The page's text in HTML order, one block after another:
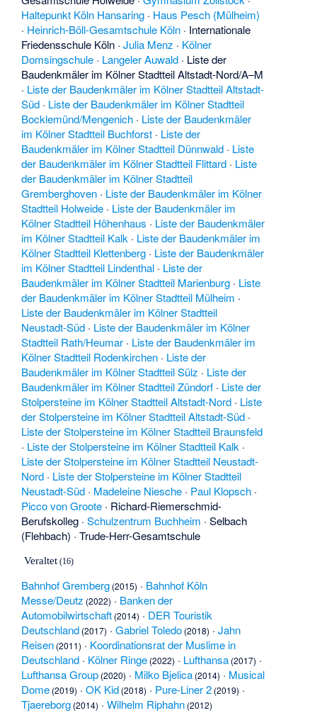
Haltepunkt Köln Hansaring · Haus Pesch (Mülheim)
· Heinrich-Böll-Gesamtschule Köln · Internationale
Friedensschule Köln ·Julia Menz · Kölner
Domsingschule · Langeler Auwald · Liste der
Baudenkmäler im Kölner Stadtteil Altstadt-Nord/A–M
· Liste der Baudenkmäler im Kölner Stadtteil Altstadt-
Süd · Liste der Baudenkmäler im Kölner Stadtteil
Bocklemünd/Mengenich · Liste der Baudenkmäler
im Kölner Stadtteil Buchforst · Liste der
Baudenkmäler im Kölner Stadtteil Dünnwald · Liste
der Baudenkmäler im Kölner Stadtteil Flittard · Liste
der Baudenkmäler im Kölner Stadtteil
Gremberghoven · Liste der Baudenkmäler im Kölner
Stadtteil Holweide · Liste der Baudenkmäler im
Kölner Stadtteil Höhenhaus · Liste der Baudenkmäler
im Kölner Stadtteil Kalk · Liste der Baudenkmäler im
Kölner Stadtteil Klettenberg · Liste der Baudenkmäler
im Kölner Stadtteil Lindenthal · Liste der
Baudenkmäler im Kölner Stadtteil Marienburg · Liste
der Baudenkmäler im Kölner Stadtteil Mülheim ·
Liste der Baudenkmäler im Kölner Stadtteil
Neustadt-Süd · Liste der Baudenkmäler im Kölner
Stadtteil Rath/Heumar · Liste der Baudenkmäler im
Kölner Stadtteil Rodenkirchen · Liste der
Baudenkmäler im Kölner Stadtteil Sülz · Liste der
Baudenkmäler im Kölner Stadtteil Zündorf · Liste der
Stolpersteine im Kölner Stadtteil Altstadt-Nord · Liste
der Stolpersteine im Kölner Stadtteil Altstadt-Süd ·
Liste der Stolpersteine im Kölner Stadtteil Braunsfeld
· Liste der Stolpersteine im Kölner Stadtteil Kalk ·
Liste der Stolpersteine im Kölner Stadtteil Neustadt-
Nord · Liste der Stolpersteine im Kölner Stadtteil
Neustadt-Süd · Madeleine Niesche · Paul Klopsch ·
Picco von Groote · Richard-Riemerschmid-
Berufskolleg ·Schulzentrum Buchheim ·Selbach
(Flehbach) ·Trude-Herr-Gesamtschule
Veraltet (16)
Bahnhof Gremberg (2015) · Bahnhof Köln
Messe/Deutz (2022) · Banken der
Automobilwirtschaft (2014) · DER Touristik
Deutschland (2017) ·Gabriel Toledo (2018) ·Jahn
Reisen (2011) · Koordinationsrat der Muslime in
Deutschland · Kölner Ringe (2022) · Lufthansa (2017) ·
Lufthansa Group (2020) · Milko Bjelica (2014) · Musical
Dome (2019) ·OK Kid (2018) · Pure-Liner 2 (2019) ·
Tjaereborg (2014) ·Wilhelm Riphahn (2012)